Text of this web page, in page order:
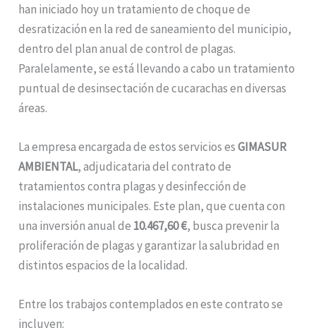
han iniciado hoy un tratamiento de choque de
desratización en la red de saneamiento del municipio,
dentro del plan anual de control de plagas.
Paralelamente, se está llevando a cabo un tratamiento
puntual de desinsectación de cucarachas en diversas
áreas.
La empresa encargada de estos servicios esGIMASUR
AMBIENTAL, adjudicataria del contrato de
tratamientos contra plagas y desinfección de
instalaciones municipales. Este plan, que cuenta con
una inversión anual de 10.467,60 €, busca prevenir la
proliferación de plagas y garantizar la salubridad en
distintos espacios de la localidad.
Entre los trabajos contemplados en este contrato se
incluyen: